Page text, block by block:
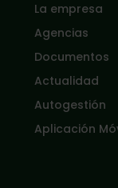
La empresa
Agencias
Documentos
Actualidad
Autogestión
Aplicación